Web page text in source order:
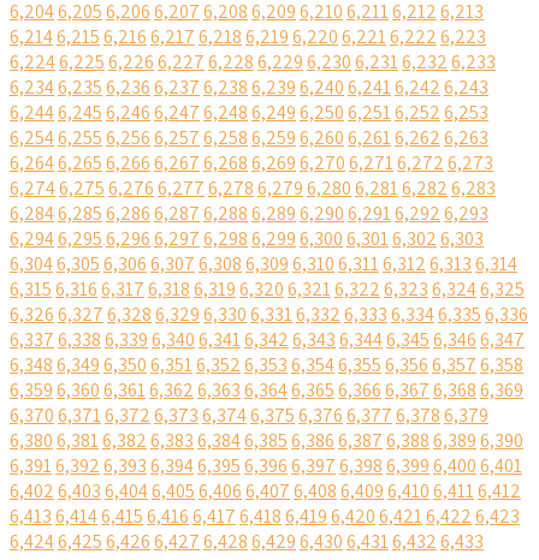
6,2046,2056,2066,2076,2086,2096,2106,2116,2126,213
6,2146,2156,2166,2176,2186,2196,2206,2216,2226,223
6,2246,2256,2266,2276,2286,2296,2306,2316,2326,233
6,2346,2356,2366,2376,2386,2396,2406,2416,2426,243
6,2446,2456,2466,2476,2486,2496,2506,2516,2526,253
6,2546,2556,2566,2576,2586,2596,2606,2616,2626,263
6,2646,2656,2666,2676,2686,2696,2706,2716,2726,273
6,2746,2756,2766,2776,2786,2796,2806,2816,2826,283
6,2846,2856,2866,2876,2886,2896,2906,2916,2926,293
6,2946,2956,2966,2976,2986,2996,3006,3016,3026,303
6,3046,3056,3066,3076,3086,3096,3106,3116,3126,3136,314
6,3156,3166,3176,3186,3196,3206,3216,3226,3236,3246,325
6,3266,3276,3286,3296,3306,3316,3326,3336,3346,3356,336
6,3376,3386,3396,3406,3416,3426,3436,3446,3456,3466,347
6,3486,3496,3506,3516,3526,3536,3546,3556,3566,3576,358
6,3596,3606,3616,3626,3636,3646,3656,3666,3676,3686,369
6,3706,3716,3726,3736,3746,3756,3766,3776,3786,379
6,3806,3816,3826,3836,3846,3856,3866,3876,3886,3896,390
6,3916,3926,3936,3946,3956,3966,3976,3986,3996,4006,401
6,4026,4036,4046,4056,4066,4076,4086,4096,4106,4116,412
6,4136,4146,4156,4166,4176,4186,4196,4206,4216,4226,423
6,4246,4256,4266,4276,4286,4296,4306,4316,4326,433